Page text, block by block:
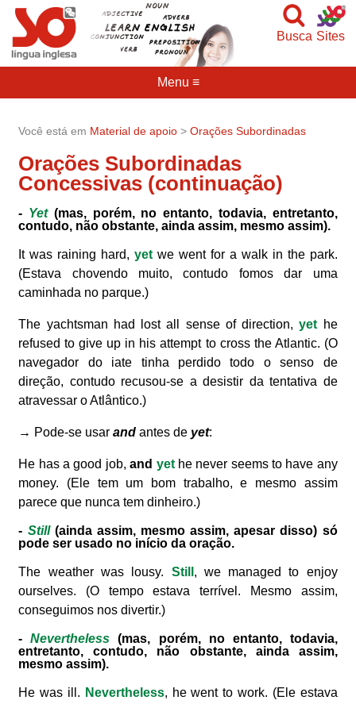
Sites
Busca
Você está em Material de apoio >Orações Subordinadas
Orações Subordinadas
Concessivas (continuação)
- Yet(mas, porém, no entanto, todavia, entretanto,
contudo, não obstante, ainda assim, mesmo assim).
It was raining hard,yet we went for a walk in the park.
(Estava chovendo muito, contudo fomos dar uma
caminhada no parque.)
The yachtsman had lost all sense of direction,yet he
refused to give up in his attempt to cross the Atlantic. (O
navegador do iate tinha perdido todo o senso de
direção, contudo recusou-se a desistir da tentativa de
atravessar o Atlântico.)
→ Pode-se usarand antes de yet:
He has a good job,and yethe never seems to have any
money. (Ele tem um bom trabalho, e mesmo assim
parece que nunca tem dinheiro.)
- Still(ainda assim, mesmo assim, apesar disso) só
pode ser usado no início da oração.
The weather was lousy. Still , we managed to enjoy
ourselves. (O tempo estava terrível. Mesmo assim,
conseguimos nos divertir.)
-Nevertheless (mas, porém, no entanto, todavia,
entretanto, contudo, não obstante, ainda assim,
mesmo assim).
He was ill. Nevertheless, he went to work. (Ele estava